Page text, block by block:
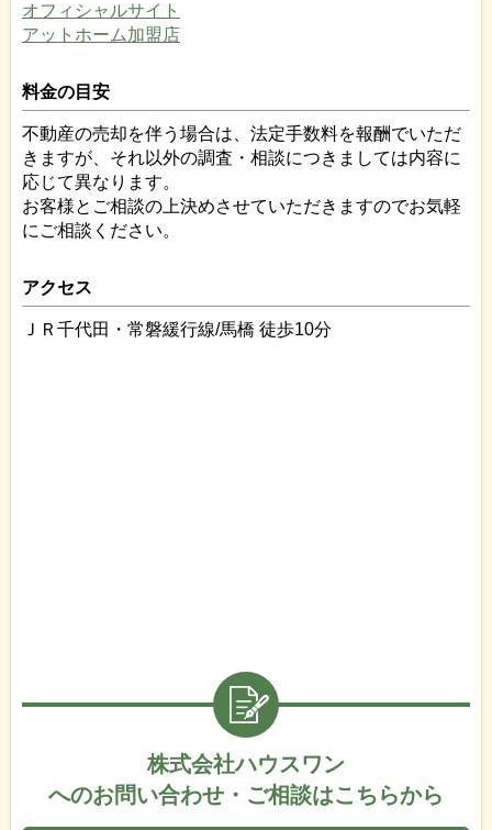
オフィシャルサイト
アットホーム加盟店
料金の目安
不動産の売却を伴う場合は、法定手数料を報酬でいただ
きますが、それ以外の調査・相談につきましては内容に
応じて異なります。
お客様とご相談の上決めさせていただきますのでお気軽
にご相談ください。
アクセス
ＪＲ千代田・常磐緩行線/馬橋 徒歩10分
株式会社ハウスワン
へのお問い合わせ・ご相談はこちらから